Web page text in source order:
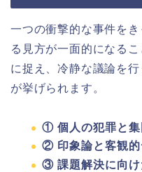
一つの衝撃的な事件を
る見方が一面的になる
に捉え、冷静な議論を
が挙げられます。
① 個人の犯罪と
② 印象論と客観
③ 課題解決に向